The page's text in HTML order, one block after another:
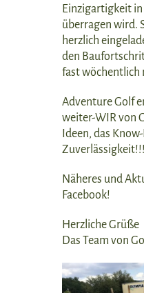
Einzigartigkeit in
überragen wird.
herzlich
den
fast wöchentlich
Adventure Golf
weiter-WIR von
Ideen, das
Zuverlässigkeit!!!
Näheres und
Facebook!
Herzliche Grüße
Das Team von